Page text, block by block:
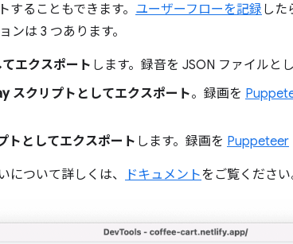
することもできます。 ユーザーフローを記録 した
ンは 3 つあります。
エクスポート します。録音を JSON ファイルと
スクリプトとしてエクスポート。録画を
としてエクスポート します。録画を Puppeteer
について詳しくは、 ドキュメントをご覧ください